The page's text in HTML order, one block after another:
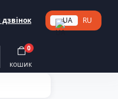
UA RU
кошик
0